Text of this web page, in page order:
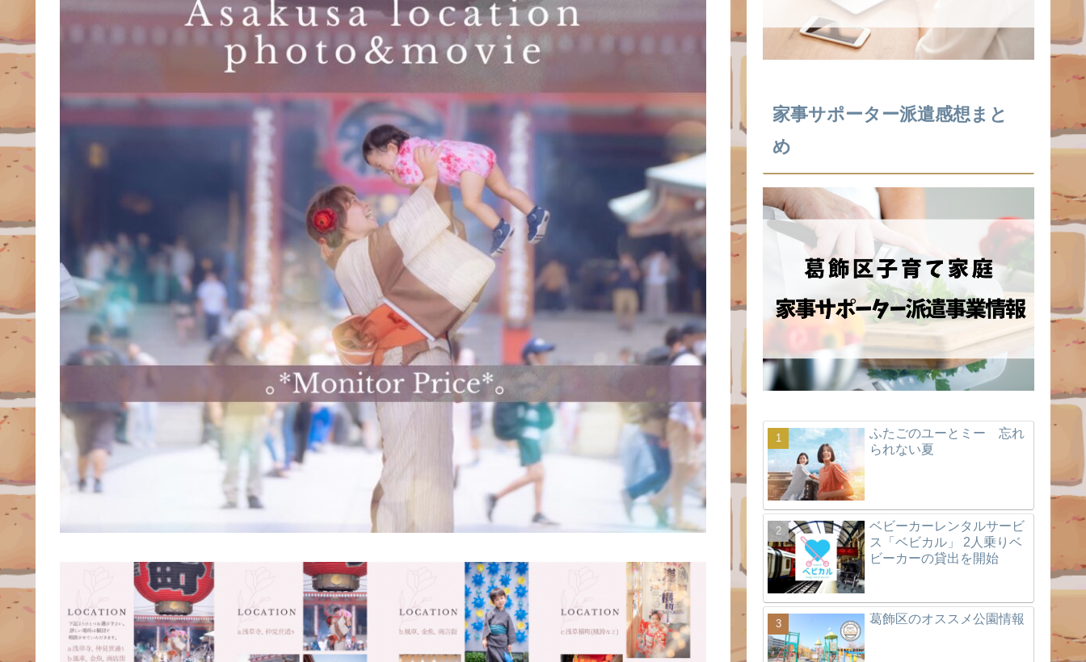
家事サポーター派遣感想まと
め
ふたごのユーとミー 忘れ
られない夏
ベビーカーレンタルサービ
ス「ベビカル」 2人乗りベ
ビーカーの貸出を開始
葛飾区のオススメ公園情報